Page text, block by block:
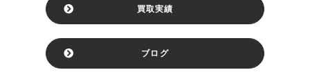
買取実績
ブログ